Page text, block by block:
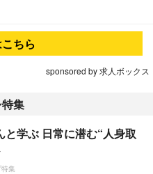
ちら
sponsored by 求人ボックス
集
と学ぶ 日常に潜む“人身取
集